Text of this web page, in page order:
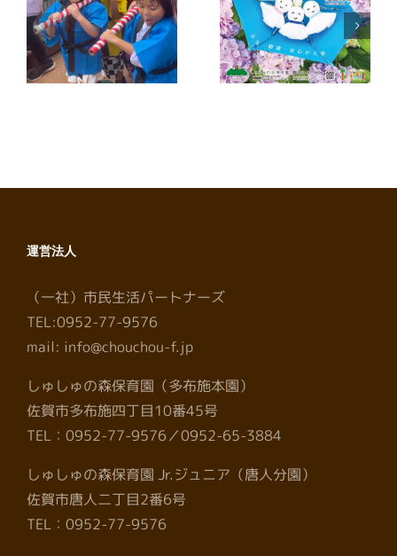
【広報誌】ワイ
ヤーさが2026
年7月号に掲載
しました
【広報誌】ワイ
ヤーさが2026
年6月号に掲載
しました
運営法人
（一社）市民生活パートナーズ
TEL:0952-77-9576
mail: info@chouchou-f.jp
しゅしゅの森保育園（多布施本園）
佐賀市多布施四丁目10番45号
TEL：0952-77-9576／0952-65-3884
しゅしゅの森保育園 Jr.ジュニア（唐人分園）
佐賀市唐人二丁目2番6号
TEL：0952-77-9576